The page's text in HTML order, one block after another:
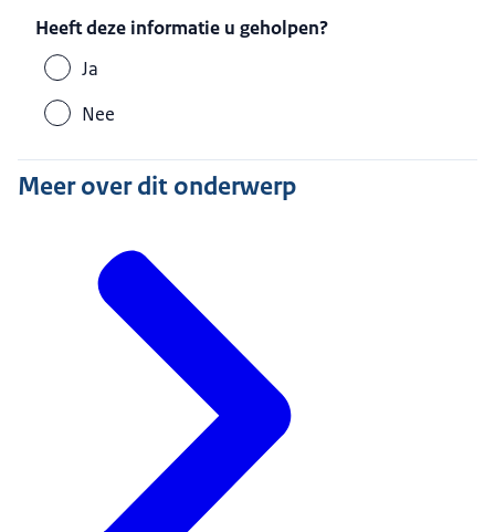
Heeft deze informatie u geholpen?
Ja
Nee
Meer over dit onderwerp